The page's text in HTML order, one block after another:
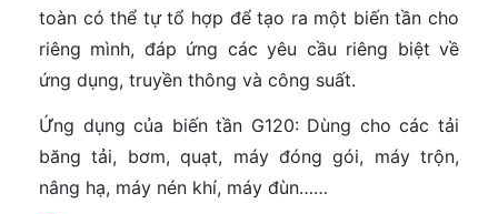
toàn có thể tự tổ hợp để tạo ra một biến tần cho
riêng mình, đáp ứng các yêu cầu riêng biệt về
ứng dụng, truyền thông và công suất.
Ứng dụng của biến tần G120: Dùng cho các tải
băng tải, bơm, quạt, máy đóng gói, máy trộn,
nâng hạ, máy nén khí, máy đùn……